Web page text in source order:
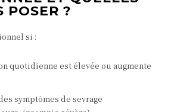
POSER ?
si :
quotidienne est élevée ou augmente
symptômes de sevrage